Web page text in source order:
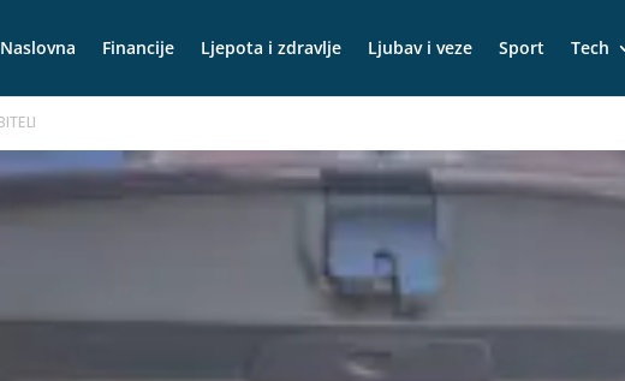
Naslovna Financije Ljepota i zdravlje Ljubav i veze Sport Tech